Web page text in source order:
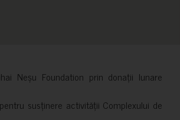
Neșu Foundation prin donații lunare
susținere activității Complexului de